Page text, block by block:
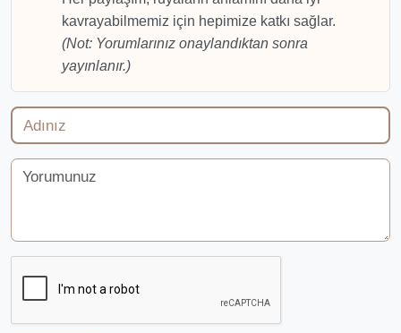
kavrayabilmemiz için hepimize katkı sağlar.
(Not: Yorumlarınız onaylandıktan sonra
yayınlanır.)